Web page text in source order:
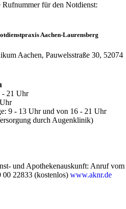
Rufnummer für den Notdienst:
Aachen-Laurensberg
Aachen, Pauwelsstraße 30, 52074
21 Uhr
9 - 13 Uhr und von 16 - 21 Uhr
durch Augenklinik)
und Apothekenauskunft: Anruf vom
00 22833 (kostenlos) www.aknr.de